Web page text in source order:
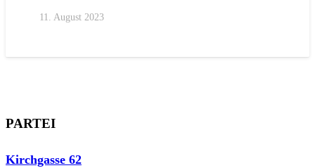
11. August 2023
PARTEI
Kirchgasse 62